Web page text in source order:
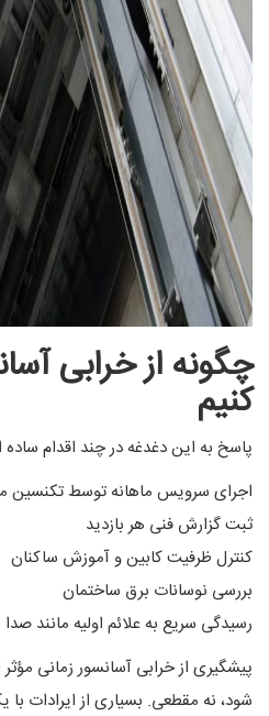
چگونه از خرابی
کنیم
پاسخ به این دغدغه در چند اقدام
اجرای سرویس ماهانه توسط
ثبت گزارش فنی هر بازدید
کنترل ظرفیت کابین و آموزش ساکنان
بررسی نوسانات برق ساختمان
رسیدگی سریع به علائم اولیه مانند
پیشگیری از خرابی آسانسور زمانی
شود، نه مقطعی. بسیاری از ایرادات